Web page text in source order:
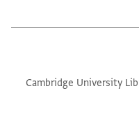
Cambridge University